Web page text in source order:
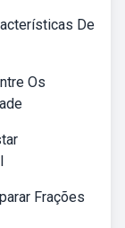
De
Os
Frações